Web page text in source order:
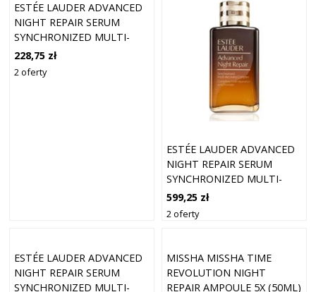
ESTÉE LAUDER ADVANCED
NIGHT REPAIR SERUM
SYNCHRONIZED MULTI-
RECOVERY COMPLEX
SERUM
PRZECIWZMARSZCZKOWE
228,75 zł
2 oferty
ESTÉE LAUDER ADVANCED
NIGHT REPAIR SERUM
SYNCHRONIZED MULTI-
RECOVERY COMPLEX
SERUM
PRZECIWZMARSZCZKOWE
599,25 zł
2 oferty
ESTÉE LAUDER ADVANCED
NIGHT REPAIR SERUM
SYNCHRONIZED MULTI-
MISSHA MISSHA TIME
REVOLUTION NIGHT
REPAIR AMPOULE 5X (50ML)